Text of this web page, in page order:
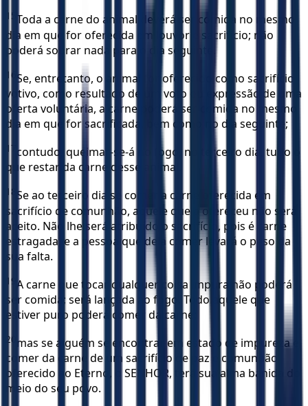
15 Toda a carne do animal deverá ser comida no mesmo
dia em que for oferecida em louvor e sacrifício; não
poderá sobrar nada para o dia seguinte.
16 Se, entretanto, o animal for oferecido como sacrifício
votivo, como resultado de um voto ou expressão de uma
oferta voluntária, a carne poderá ser comida no mesmo
dia em que for sacrificada, bem como no dia seguinte;
17 contudo, queimar-se-á no fogo, no terceiro dia, tudo o
que restar da carne desse animal.
18 Se ao terceiro dia se comer a carne oferecida em
sacrifício de comunhão, aquele que a ofereceu não será
aceito. Não lhe será atribuído o sacrifício, pois é carne
estragada, e a pessoa que dela comer levará o peso da
sua falta.
19 A carne que tocar qualquer coisa impura não poderá
ser comida; será lançada ao fogo. Todo aquele que
estiver puro poderá comer da carne;
20 mas se alguém se encontrar em estado de impureza e
comer da carne de um sacrifício de paz e comunhão
oferecido ao Eterno, o SENHOR, terá sua alma banida do
meio do seu povo.